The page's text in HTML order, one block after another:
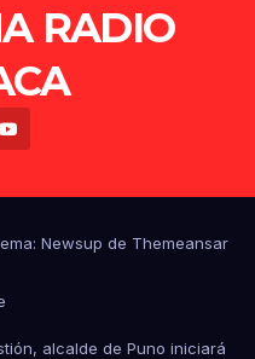
RADIO
Newsup de Themeansar
alcalde de Puno iniciará